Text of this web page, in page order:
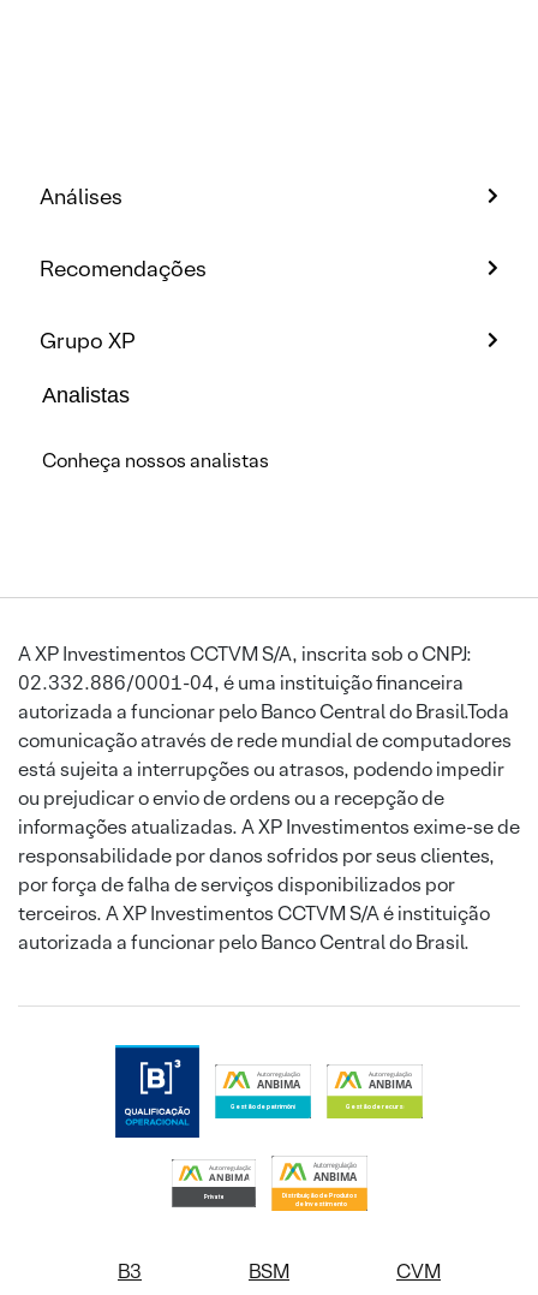
Análises
Recomendações
Grupo XP
Analistas
Conheça nossos analistas
A XP Investimentos CCTVM S/A, inscrita sob o CNPJ:
02.332.886/0001-04, é uma instituição financeira
autorizada a funcionar pelo Banco Central do Brasil.Toda
comunicação através de rede mundial de computadores
está sujeita a interrupções ou atrasos, podendo impedir
ou prejudicar o envio de ordens ou a recepção de
informações atualizadas. A XP Investimentos exime-se de
responsabilidade por danos sofridos por seus clientes,
por força de falha de serviços disponibilizados por
terceiros. A XP Investimentos CCTVM S/A é instituição
autorizada a funcionar pelo Banco Central do Brasil.
B3 BSM CVM